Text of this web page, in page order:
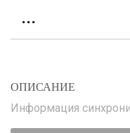
...
ОПИСАНИЕ
Информация